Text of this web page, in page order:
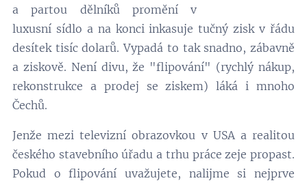
a partou dělníků promění v
luxusní sídlo a na konci inkasuje tučný zisk v řádu
desítek tisíc dolarů. Vypadá to tak snadno, zábavně
a ziskově. Není divu, že "flipování" (rychlý nákup,
rekonstrukce a prodej se ziskem) láká i mnoho
Čechů.
Jenže mezi televizní obrazovkou v USA a realitou
českého stavebního úřadu a trhu práce zeje propast.
Pokud o flipování uvažujete, nalijme si nejprve